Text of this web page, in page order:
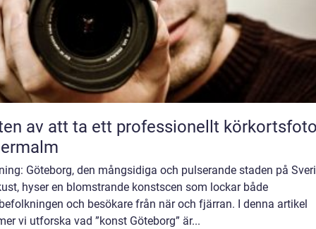
av att ta ett professionellt
Göteborg, den mångsidiga och pulserande staden på
hyser en blomstrande konstscen som lockar både
och besökare från när och fjärran. I denna artikel
vi utforska vad ”konst Göteborg” är...